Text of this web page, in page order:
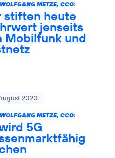
METZE, CCO:
stiften heute
jenseits
Mobilfunk und
2020
METZE, CCO:
5G